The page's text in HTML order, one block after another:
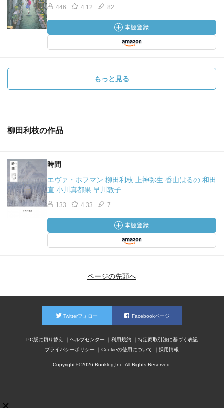
446 4.12 82
もっと見る
柳田利枝の作品
時間
エヴァ・ホフマン 柳田利枝 上神弥生 香山はるの 和田
直 小川真都果 早川敦子
133 4.33 7
ページの先頭へ
Twitterフォロー Facebookページ
PC版に切り替え ヘルプセンター 利用規約
特定商取引法に基づく表記
プライバシーポリシー
Cookieの使用について 採用情報
Copyright © 2026 Booklog,Inc. All Rights Reserved.